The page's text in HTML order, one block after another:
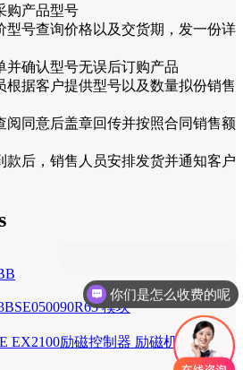
购产品型号
型号查询价格以及交货期，发一份详
并确认型号无误后订购产品
根据客户提供型号以及数量拟份销售
阅同意后盖章回传并按照合同销售额
款后，销售人员安排发货并通知客户
模块
EX2100励磁控制器 励磁机直流反馈
你们是怎么收费的呢